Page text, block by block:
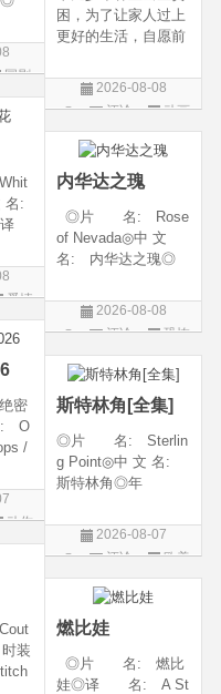
陆
/
上
国剧
困，为了让家人过上
更好的生活，自愿前
核，最终被墨大夫收
入门下。 墨大夫一
养、传授医术，让韩
立对他非常感激，但
随着一同入
2026-08-08
评论
动画
片
名:
译
殿◎
爱
爱情
内华达之瑰
◎片 名: Rose
of Nevada◎中 文
名: 内华达之瑰◎
玫瑰 / 英伦转生号
(港) / 谜航(台)◎年
地: 英国◎类
别: 剧情 / 恐
2026-08-08
评论
恐怖
片
密
O
/
密任
:
动作
斯特林角[全集]
◎片 名: Sterlin
g Point◎中 文 名:
斯特林角◎年
地: 美国◎类
别: 剧情◎语
期: 2026-08-05(美
国)◎IMDb评分: 6
2026-08-07
评论
欧美
剧
装
燃比娃
◎片 名: 燃比
娃◎译 名: A St